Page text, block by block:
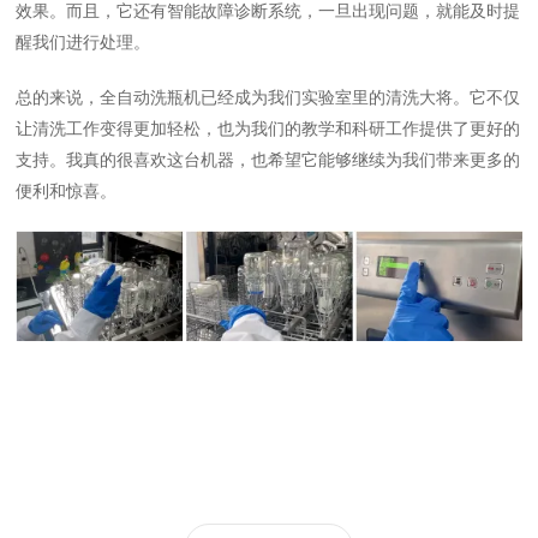
效果。而且，它还有智能故障诊断系统，一旦出现问题，就能及时提
醒我们进行处理。
总的来说，全自动洗瓶机已经成为我们实验室里的清洗大将。它不仅
让清洗工作变得更加轻松，也为我们的教学和科研工作提供了更好的
支持。我真的很喜欢这台机器，也希望它能够继续为我们带来更多的
便利和惊喜。